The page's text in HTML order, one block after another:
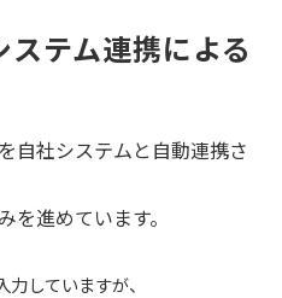
テム連携による
自社システムと自動連携さ
を進めています。
力していますが、